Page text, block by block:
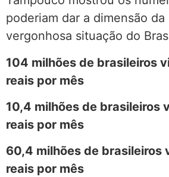
poderiam dar a dimensão
vergonhosa situação do
104 milhões de brasileiros
reais por mês
10,4 milhões de brasileiros
reais por mês
60,4 milhões de brasileiros
reais por mês